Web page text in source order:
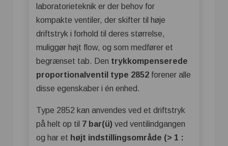
laboratorieteknik er der behov for
kompakte ventiler, der skifter til høje
driftstryk i forhold til deres størrelse,
muliggør højt flow, og som medfører et
begrænset tab. Den trykkompenserede
proportionalventil type 2852 forener alle
disse egenskaber i én enhed.
Type 2852 kan anvendes ved et driftstryk
på helt op til 7 bar(ü) ved ventilindgangen
og har et højt indstillingsområde (> 1 :